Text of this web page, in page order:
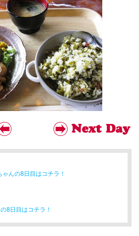
んの8日目はコチラ！
8日目はコチラ！